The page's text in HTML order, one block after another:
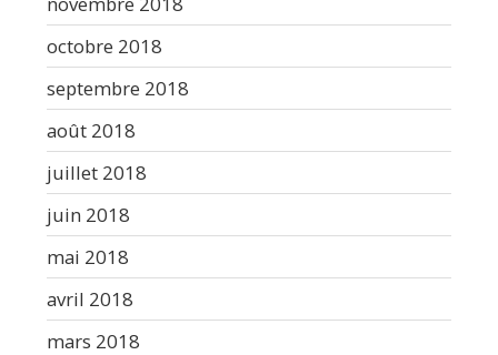
octobre 2018
septembre 2018
août 2018
juillet 2018
juin 2018
mai 2018
avril 2018
mars 2018